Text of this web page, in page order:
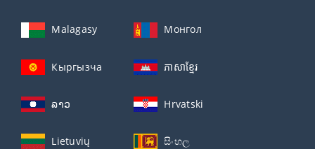
Malagasy Монгол
Кыргызча ភាសាខ្មែរ
ລາວ Hrvatski
Lietuvių සිංහල